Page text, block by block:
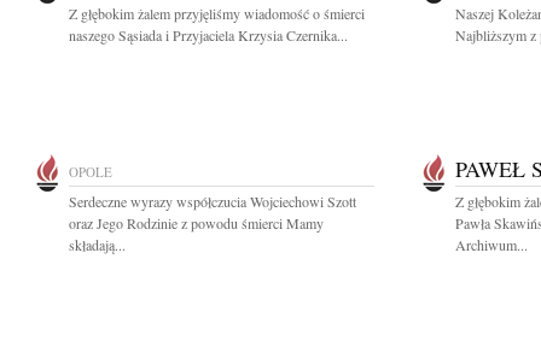
Z głębokim żalem przyjęliśmy wiadomość o śmierci
naszego Sąsiada i Przyjaciela Krzysia Czernika...
Naszej
Najbliższym z
OPOLE
Serdeczne wyrazy współczucia Wojciechowi Szott
oraz Jego Rodzinie z powodu śmierci Mamy
składają...
PAWEŁ
Z głębokim
Pawła
Archiwum...